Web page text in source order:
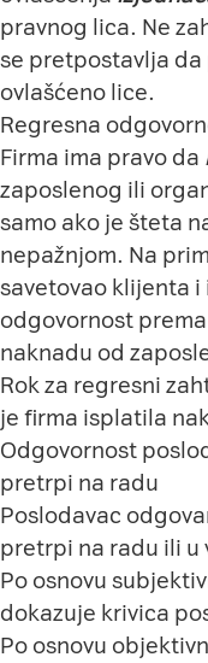
pravnog lica. Ne
se pretpostavlja
ovlašćeno lice.
Regresna
Firma ima pravo da
zaposlenog ili
samo ako je šteta
nepažnjom. Na
savetovao klijenta i
odgovornost
naknadu od
Rok za regresni
je firma isplatila
Odgovornost
pretrpi na radu
Poslodavac
pretrpi na radu ili u
Po osnovu
dokazuje krivica
Po osnovu